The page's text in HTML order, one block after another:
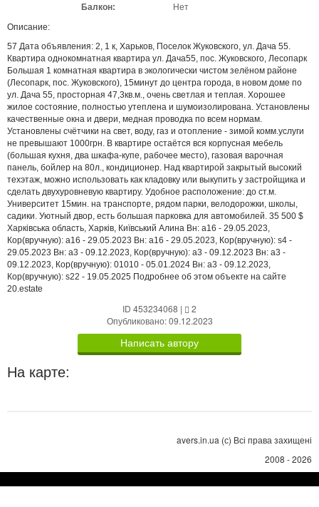
Балкон:
Нет
Описание:
57 Дата объявления: 2, 1 к, Харьков, Поселок Жуковского, ул. Дача 55.
Квартира однокомнатная квартира ул. Дача55, пос. Жуковского, Лесопарк
Большая 1 комнатная квартира в экологически чистом зелёном районе
(Лесопарк, пос. Жуковского), 15минут до центра города, в новом доме по
ул. Дача 55, просторная 47,3кв.м., очень светлая и теплая. Хорошее
жилое состояние, полностью утеплена и шумоизолирована. Установлены
качественные окна и двери, медная проводка по всем нормам.
Установлены счётчики на свет, воду, газ и отопление - зимой комм.услуги
не превышают 1000грн. В квартире остаётся вся корпусная мебель
(большая кухня, два шкафа-купе, рабочее место), газовая варочная
панель, бойлер на 80л., кондиционер. Над квартирой закрытый высокий
техэтаж, можно использовать как кладовку или выкупить у застройщика и
сделать двухуровневую квартиру. Удобное расположение: до ст.м.
Университет 15мин. на транспорте, рядом парки, велодорожки, школы,
садики. Уютный двор, есть большая парковка для автомобилей. 35 500 $
Харківська область, Харків, Київський Алина Вн: a16 - 29.05.2023,
Кор(вручную): a16 - 29.05.2023 Вн: a16 - 29.05.2023, Кор(вручную): s4 -
29.05.2023 Вн: a3 - 09.12.2023, Кор(вручную): a3 - 09.12.2023 Вн: a3 -
09.12.2023, Кор(вручную): 01010 - 05.01.2024 Вн: a3 - 09.12.2023,
Кор(вручную): s22 - 19.05.2025 Подробнее об этом объекте на сайте
20.estate
ID 453234068 |
2
Опубликовано: 09.12.2023
Написать автору
На карте:
avers.in.ua (с) Всі права захищені
2008 - 2026